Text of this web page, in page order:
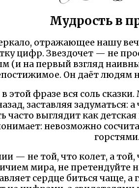
Мудрость в
отражающее нашу
цифр. Звездочет — не
(и на первый взгляд
Он даёт людям
этой фразе вся соль
заставляя задуматься:
часто выглядит как детская
невозможно
горстями.
— не той, что колет, а
мира, не претендуйте
сердце биться чаще, а